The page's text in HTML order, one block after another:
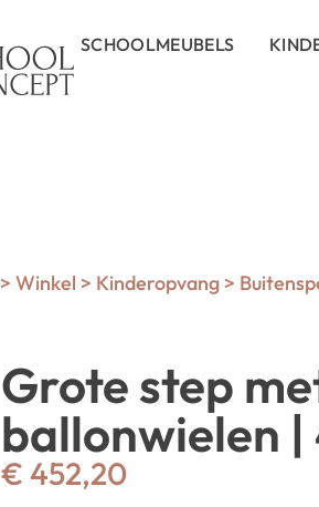
SCHOOLMEUBELS
> Winkel > Kinderopvang >
Grote step
ballonwielen
€ 452,20